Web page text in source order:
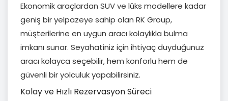
Ekonomik araçlardan SUV ve lüks modellere kadar
geniş bir yelpazeye sahip olan RK Group,
müşterilerine en uygun aracı kolaylıkla bulma
imkanı sunar. Seyahatiniz için ihtiyaç duyduğunuz
aracı kolayca seçebilir, hem konforlu hem de
güvenli bir yolculuk yapabilirsiniz.
Kolay ve Hızlı Rezervasyon Süreci